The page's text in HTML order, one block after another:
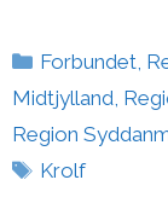
Kategorier
Forbundet
Midtjylland
Region
Tags
Krolf